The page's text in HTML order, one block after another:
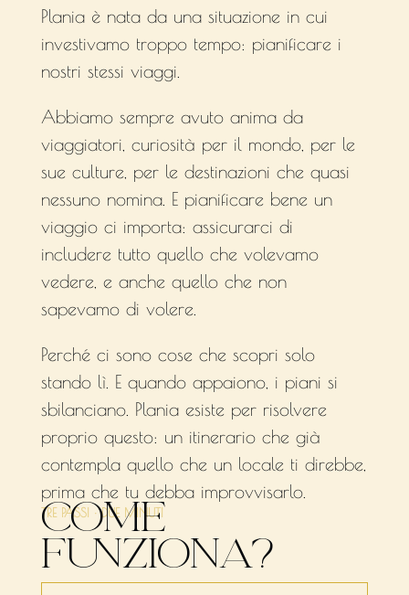
Plania è nata da una situazione in cui
investivamo troppo tempo: pianificare i
nostri stessi viaggi.
Abbiamo sempre avuto anima da
viaggiatori, curiosità per il mondo, per le
sue culture, per le destinazioni che quasi
nessuno nomina. E pianificare bene un
viaggio ci importa: assicurarci di
includere tutto quello che volevamo
vedere, e anche quello che non
sapevamo di volere.
Perché ci sono cose che scopri solo
stando lì. E quando appaiono, i piani si
sbilanciano. Plania esiste per risolvere
proprio questo: un itinerario che già
contempla quello che un locale ti direbbe,
prima che tu debba improvvisarlo.
TRE PASSI · DUE MINUTI
COME
FUNZIONA?